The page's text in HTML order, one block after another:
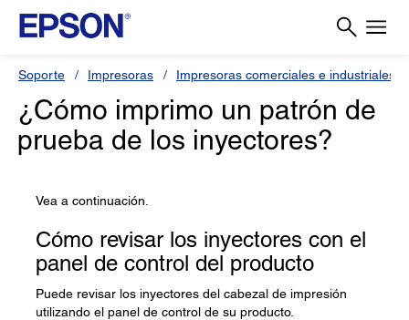
Soporte Impresoras Impresoras comerciales e industriales
¿Cómo imprimo un patrón de
prueba de los inyectores?
Vea a continuación.
Cómo revisar los inyectores con el
panel de control del producto
Puede revisar los inyectores del cabezal de impresión
utilizando el panel de control de su producto.